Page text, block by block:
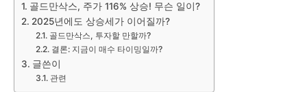
골드만삭스, 주가 116% 상승! 무슨 일이?
2025년에도 상승세가 이어질까?
골드만삭스, 투자할 만할까?
결론: 지금이 매수 타이밍일까?
글쓴이
관련